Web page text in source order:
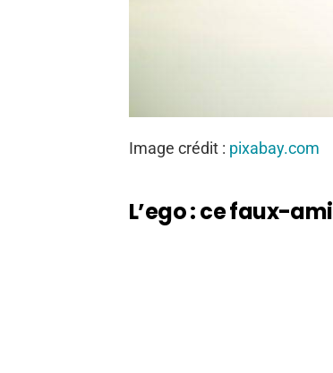
Image crédit : pixabay.com
L’ego : cefaux-ami